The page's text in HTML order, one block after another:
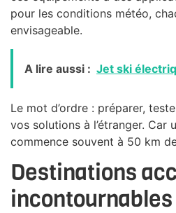
pour les conditions météo,
envisageable.
A lire aussi : Jet ski
Le mot d’ordre : préparer,
vos solutions à l’étranger. Car
commence souvent à 50 km
Destinations